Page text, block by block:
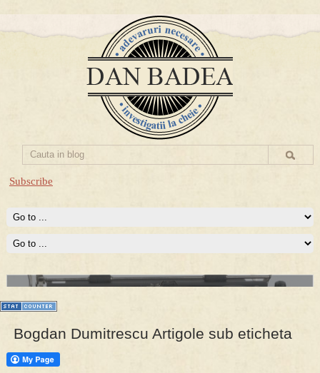
Subscribe
PRESA
Permise pentru vânătoarea de porci în costume, cu gulere albe
Bogdan Dumitrescu Artigole sub eticheta